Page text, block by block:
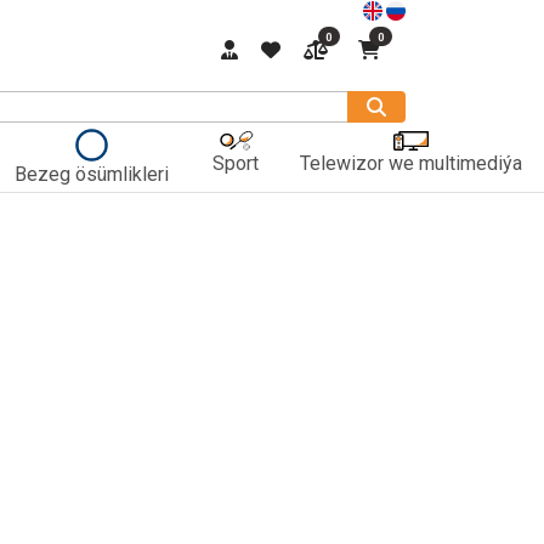
0 0
Bezeg ösümlikleri Sport Telewizor we multimediýa